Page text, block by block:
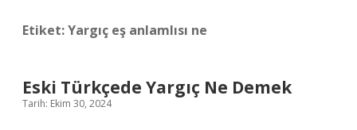
Etiket:Yargıç eş anlamlısı ne
Eski Türkçede Yargıç Ne Demek
Tarih: Ekim 30, 2024